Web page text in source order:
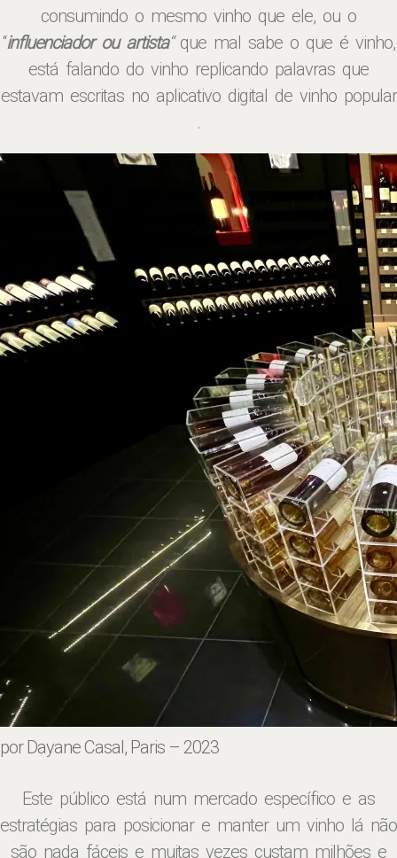
consumindo o mesmo vinho que ele, ou o
“influenciador ou artista“que mal sabe o que é vinho,
está falando do vinho replicando palavras que
estavam escritas no aplicativo digital de vinho popular
.
por Dayane Casal, Paris – 2023
Este público está num mercado específico e as
estratégias para posicionar e manter um vinho lá não
são nada fáceis e muitas vezes custam milhões e